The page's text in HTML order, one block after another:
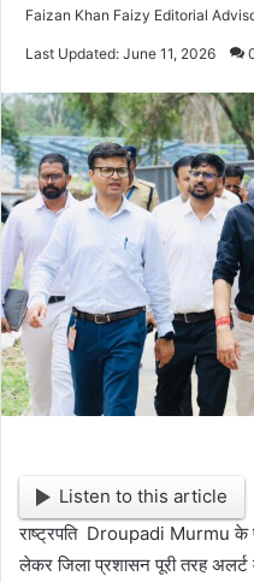
Faizan Khan Faizy Editorial
Last Updated: June 11, 2026
Listen to this article
राष्ट्रपति Droupadi Murmu के
लेकर जिला प्रशासन पूरी तरह